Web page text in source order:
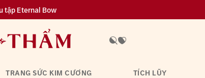
tập Eternal Bow
từ 0.1 chỉ vàng 999.9
TRANG SỨC KIM CƯƠNG TÍCH LŨY